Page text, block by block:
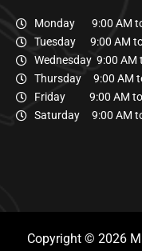
Monday 9:00 AM
Tuesday 9:00 AM to
Wednesday 9:00 AM
Thursday 9:00 AM
Friday 9:00 AM to
Saturday 9:00 AM
Copyright © 2026